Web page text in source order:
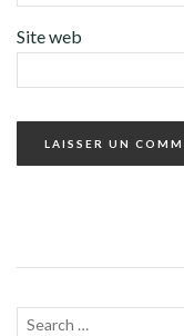
Site web
Recherche